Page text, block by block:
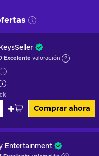
Excelente valoración
Comprar ahora
Entertainment